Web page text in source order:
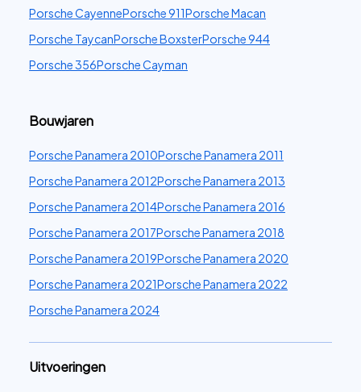
Porsche CayennePorsche 911Porsche Macan
Porsche TaycanPorsche BoxsterPorsche 944
Porsche 356Porsche Cayman
Bouwjaren
Porsche Panamera 2010Porsche Panamera 2011
Porsche Panamera 2012Porsche Panamera 2013
Porsche Panamera 2014Porsche Panamera 2016
Porsche Panamera 2017Porsche Panamera 2018
Porsche Panamera 2019Porsche Panamera 2020
Porsche Panamera 2021Porsche Panamera 2022
Porsche Panamera 2024
Uitvoeringen